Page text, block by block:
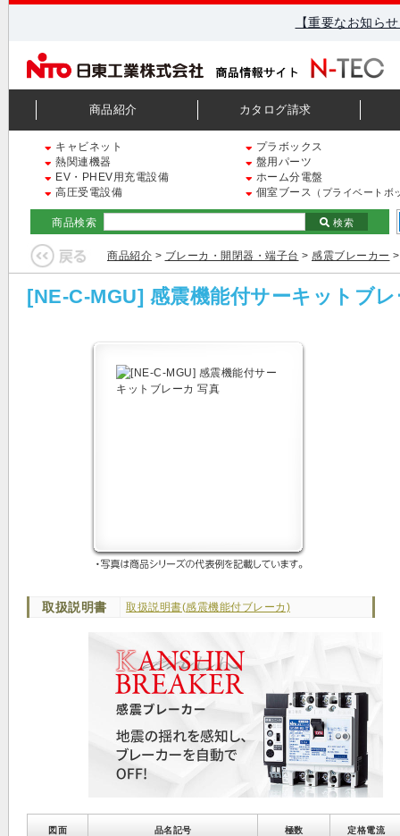
【重要なお知ら
商品紹介 カタログ請求
キャビネット
プラボックス
熱関連機器
盤用パーツ
EV・PHEV用充電設備
ホーム分電盤
高圧受電設備
個室ブース （プライベートボ
商品検索 検索
商品紹介 > ブレーカ・開閉器・端子台 > 感震ブレーカー
[NE-C-MGU] 感震機能付サーキットブ
取扱説明書 取扱説明書(感震機能付ブレーカ)
図面 品名記号 極数 定格電流